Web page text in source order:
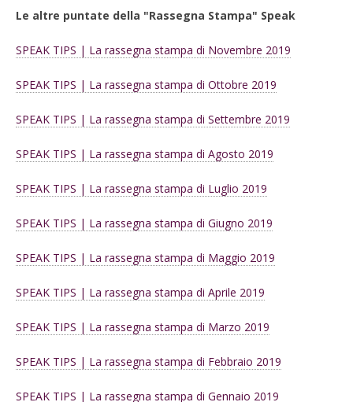
Le altre puntate della "Rassegna Stampa" Speak
SPEAK TIPS | La rassegna stampa di Novembre 2019
SPEAK TIPS | La rassegna stampa di Ottobre 2019
SPEAK TIPS | La rassegna stampa di Settembre 2019
SPEAK TIPS | La rassegna stampa di Agosto 2019
SPEAK TIPS | La rassegna stampa di Luglio 2019
SPEAK TIPS | La rassegna stampa di Giugno 2019
SPEAK TIPS | La rassegna stampa di Maggio 2019
SPEAK TIPS | La rassegna stampa di Aprile 2019
SPEAK TIPS | La rassegna stampa di Marzo 2019
SPEAK TIPS | La rassegna stampa di Febbraio 2019
SPEAK TIPS | La rassegna stampa di Gennaio 2019